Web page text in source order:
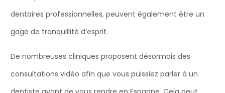
dentaires professionnelles, peuvent également être un
gage de tranquillité d’esprit.
De nombreuses cliniques proposent désormais des
consultations vidéo afin que vous puissiez parler à un